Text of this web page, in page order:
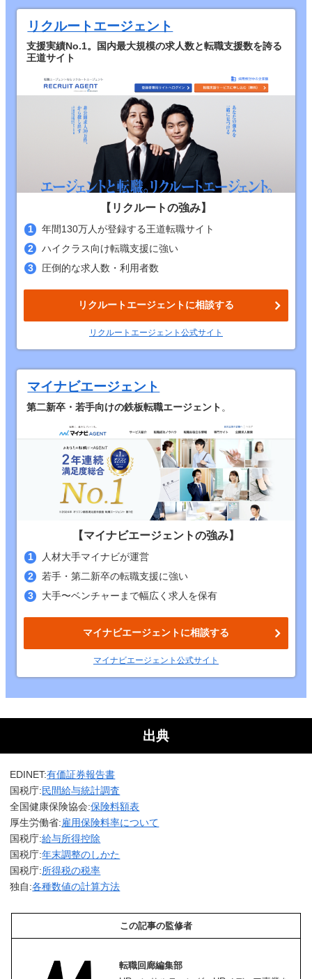
リクルートエージェント
支援実績No.1。国内最大規模の求人数と転職支援数を誇る
王道サイト
【リクルートの強み】
年間130万人が登録する王道転職サイト
ハイクラス向け転職支援に強い
圧倒的な求人数・利用者数
リクルートエージェントに相談する
リクルートエージェント公式サイト
マイナビエージェント
第二新卒・若手向けの鉄板転職エージェント 。
【マイナビエージェントの強み】
人材大手マイナビが運営
若手・第二新卒の転職支援に強い
大手〜ベンチャーまで幅広く求人を保有
マイナビエージェントに相談する
マイナビエージェント 公式サイト
出典
EDINET:有価証券報告書
国税庁:民間給与統計調査
全国健康保険協会:保険料額表
厚生労働省:雇用保険料率について
国税庁:給与所得控除
国税庁:年末調整のしかた
国税庁:所得税の税率
独自:各種数値の計算方法
この記事の監修者
転職回廊編集部